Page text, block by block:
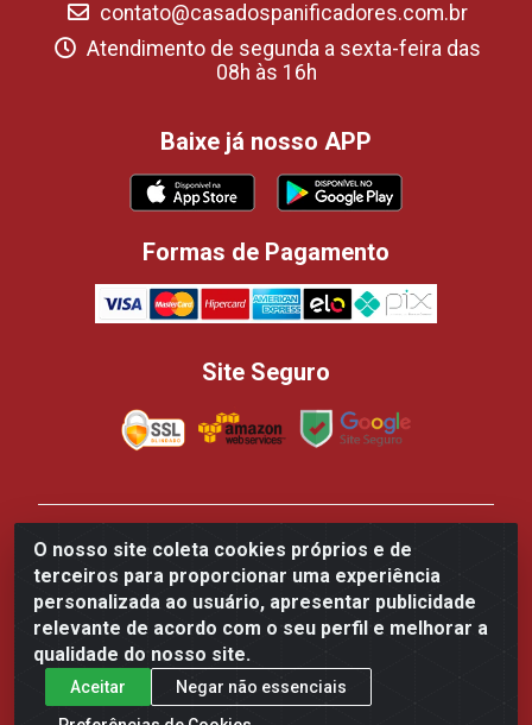
O nosso site coleta cookies próprios e de
terceiros para proporcionar uma experiência
personalizada ao usuário, apresentar publicidade
relevante de acordo com o seu perfil e melhorar a
qualidade do nosso site.
Aceitar
Negar não essenciais
contato@casadospanificadores.com.br
Atendimento de segunda a sexta-feira das
08h às 16h
Baixe já nosso APP
Formas de Pagamento
Site Seguro
Casa dos Panificadores Disppan Distribuidora de
Produtos Para Panificação - Rua Beija-flor Vermelho,
700 - Tarumã, Manaus/AM - CEP 69.041-050 - CNPJ
84.502.145/0002-61